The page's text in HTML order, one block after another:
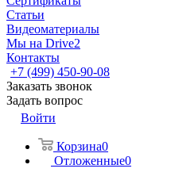
Статьи
Видеоматериалы
Мы на Drive2
Контакты
+7 (499) 450-90-08
Заказать звонок
Задать вопрос
Войти
Корзина0
Отложенные0